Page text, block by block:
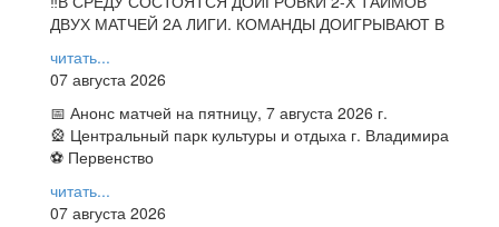
ДВУХ МАТЧЕЙ 2А ЛИГИ. КОМАНДЫ ДОИГРЫВАЮТ В
читать...
07 августа 2026
📅 Анонс матчей на пятницу, 7 августа 2026 г.
🎡 Центральный парк культуры и отдыха г. Владимира
⚽ Первенство
читать...
07 августа 2026